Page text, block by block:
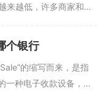
来越低，许多商家和个
付方式，可以满足个人
理入口：点此...
个银行
的缩写而来，是指
一种电子收款设备，它